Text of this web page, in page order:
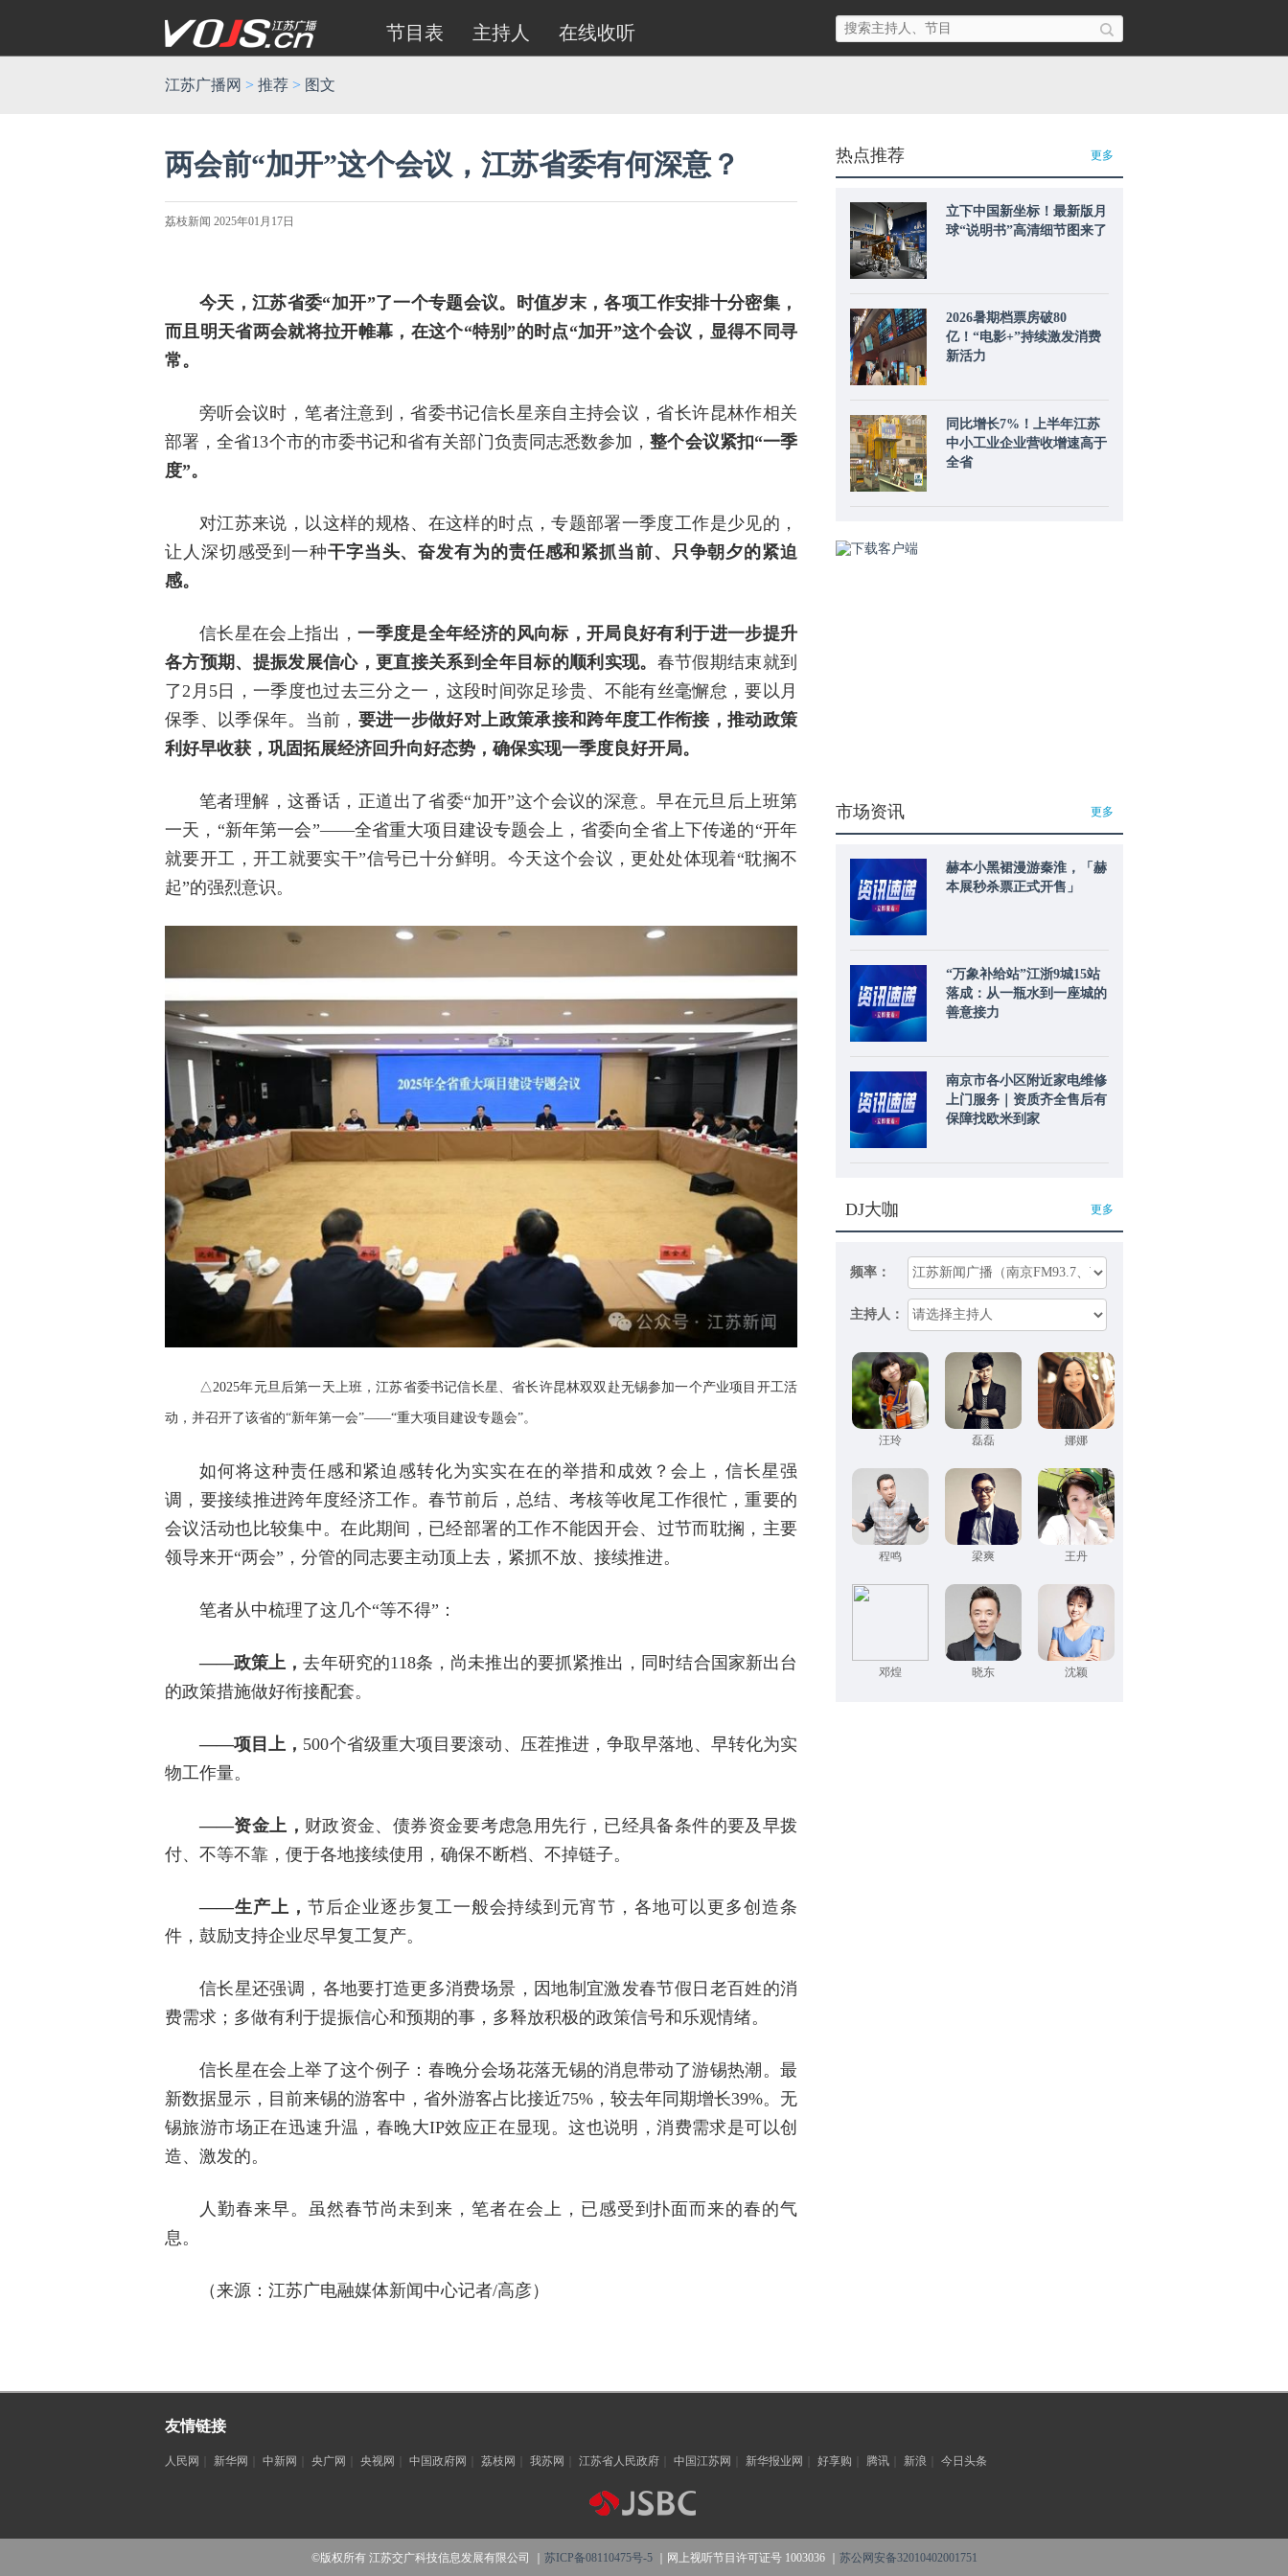
节目表 主持人 在线收听
江苏广播网 > 推荐 > 图文
两会前“加开”这个会议，江苏省委有何深意？
荔枝新闻 2025年01月17日
今天，江苏省委“加开”了一个专题会议。时值岁末，各项工作安排十分密集，
而且明天省两会就将拉开帷幕，在这个“特别”的时点“加开”这个会议，显得不同寻
常。
旁听会议时，笔者注意到，省委书记信长星亲自主持会议，省长许昆林作相关
部署，全省13个市的市委书记和省有关部门负责同志悉数参加，整个会议紧扣“一季
度”。
对江苏来说，以这样的规格、在这样的时点，专题部署一季度工作是少见的，
让人深切感受到一种干字当头、奋发有为的责任感和紧抓当前、只争朝夕的紧迫
感。
信长星在会上指出，一季度是全年经济的风向标，开局良好有利于进一步提升
各方预期、提振发展信心，更直接关系到全年目标的顺利实现。 春节假期结束就到
了2月5日，一季度也过去三分之一，这段时间弥足珍贵、不能有丝毫懈怠，要以月
保季、以季保年。当前， 要进一步做好对上政策承接和跨年度工作衔接，推动政策
利好早收获，巩固拓展经济回升向好态势，确保实现一季度良好开局。
笔者理解，这番话，正道出了省委“加开”这个会议的深意。早在元旦后上班第
一天，“新年第一会”——全省重大项目建设专题会上，省委向全省上下传递的“开年
就要开工，开工就要实干”信号已十分鲜明。今天这个会议，更处处体现着“耽搁不
起”的强烈意识。
△2025年元旦后第一天上班，江苏省委书记信长星、省长许昆林双双赴无锡参加一个产业项目开工活
动，并召开了该省的“新年第一会”——“重大项目建设专题会”。
如何将这种责任感和紧迫感转化为实实在在的举措和成效？会上，信长星强
调，要接续推进跨年度经济工作。春节前后，总结、考核等收尾工作很忙，重要的
会议活动也比较集中。在此期间，已经部署的工作不能因开会、过节而耽搁，主要
领导来开“两会”，分管的同志要主动顶上去，紧抓不放、接续推进。
笔者从中梳理了这几个“等不得”：
——政策上，去年研究的118条，尚未推出的要抓紧推出，同时结合国家新出台
的政策措施做好衔接配套。
——项目上， 500个省级重大项目要滚动、压茬推进，争取早落地、早转化为实
物工作量。
——资金上， 财政资金、债券资金要考虑急用先行，已经具备条件的要及早拨
付、不等不靠，便于各地接续使用，确保不断档、不掉链子。
——生产上， 节后企业逐步复工一般会持续到元宵节，各地可以更多创造条
件，鼓励支持企业尽早复工复产。
信长星还强调，各地要打造更多消费场景，因地制宜激发春节假日老百姓的消
费需求；多做有利于提振信心和预期的事，多释放积极的政策信号和乐观情绪。
信长星在会上举了这个例子：春晚分会场花落无锡的消息带动了游锡热潮。最
新数据显示，目前来锡的游客中，省外游客占比接近75%，较去年同期增长39%。无
锡旅游市场正在迅速升温，春晚大IP效应正在显现。这也说明，消费需求是可以创
造、激发的。
人勤春来早。虽然春节尚未到来，笔者在会上，已感受到扑面而来的春的气
息。
（来源：江苏广电融媒体新闻中心记者/高彦）
更多
热点推荐
立下中国新坐标！最新版月
球“说明书”高清细节图来了
2026暑期档票房破80
亿！“电影+”持续激发消费
新活力
同比增长7%！上半年江苏
中小工业企业营收增速高于
全省
更多
市场资讯
赫本小黑裙漫游秦淮，「赫
本展秒杀票正式开售」
“万象补给站”江浙9城15站
落成：从一瓶水到一座城的
善意接力
南京市各小区附近家电维修
上门服务｜资质齐全售后有
保障找欧米到家
更多
DJ大咖
频率：
主持人：
汪玲 磊磊 娜娜
程鸣 梁爽 王丹
邓煌 晓东 沈颖
友情链接
人民网 新华网 中新网 央广网 央视网 中国政府网 荔枝网 我苏网 江苏省人民政府 中国江苏网 新华报业网 好享购 腾讯 新浪 今日头条
©版权所有 江苏交广科技信息发展有限公司 ｜ 苏ICP备08110475号-5｜网上视听节目许可证号 1003036 ｜ 苏公网安备32010402001751